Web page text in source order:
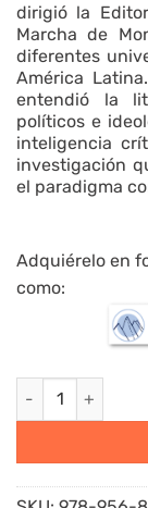
dirigió la
Marcha de
diferentes
América
entendió la
políticos e
inteligencia
investigación
el paradigma
Adquiérelo en
como:
La novela en
Alternative: